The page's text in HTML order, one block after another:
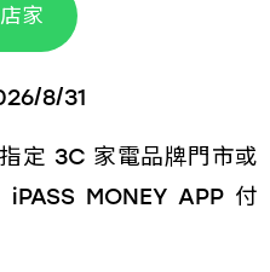
家
8/31
定 3C 家電品牌門市或
MONEY APP 付